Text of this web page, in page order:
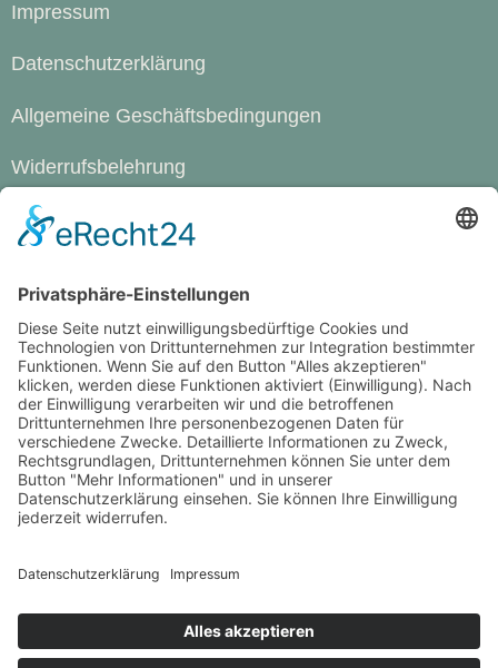
Impressum
Datenschutzerklärung
Allgemeine Geschäftsbedingungen
Widerrufsbelehrung
Cookie-Einstellungen
Das ist Werde
Mediadaten
Werde Stories
Einzelhefte bestellen
Abo-Shop
WERDE-Abo weltweit
WERDE Newsletter
Online-Abokündigung
Widerrufsantrag